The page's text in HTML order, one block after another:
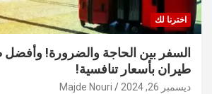
اخترنا لك
السفر بين الحاجة والضرورة!
طيران بأسعار تنافسية!
ديسمبر 26, 2024 Majde Nouri